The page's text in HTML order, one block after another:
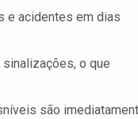
e acidentes em dias
o que
são